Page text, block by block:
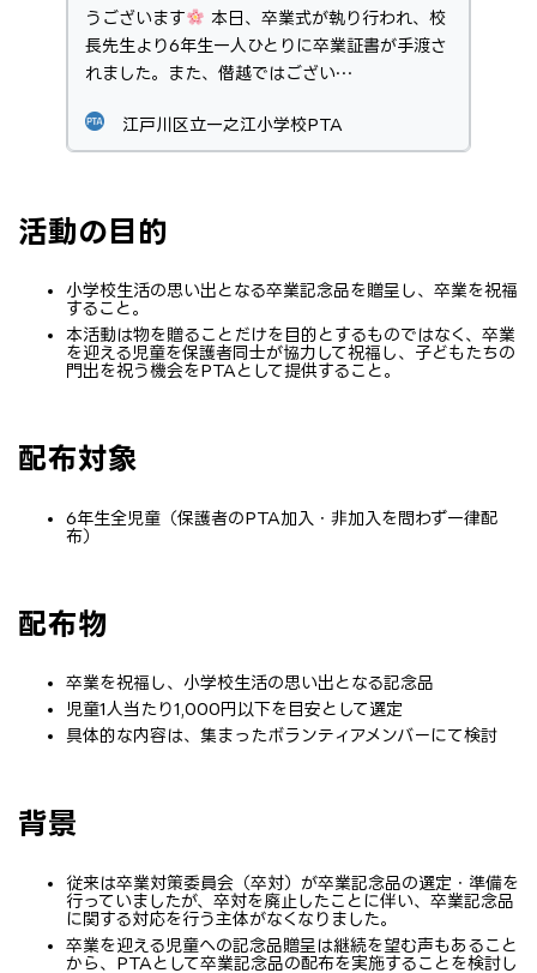
うございます
本日、卒業式が執り行われ、校
長先生より6年生一人ひとりに卒業証書が手渡さ
れました。また、僭越ではござい…
江戸川区立一之江小学校PTA
活動の目的
小学校生活の思い出となる卒業記念品を贈呈し、卒業を祝福
すること。
本活動は物を贈ることだけを目的とするものではなく、卒業
を迎える児童を保護者同士が協力して祝福し、子どもたちの
門出を祝う機会をPTAとして提供すること。
配布対象
6年生全児童（保護者のPTA加入・非加入を問わず一律配
布）
配布物
卒業を祝福し、小学校生活の思い出となる記念品
児童1人当たり1,000円以下を目安として選定
具体的な内容は、集まったボランティアメンバーにて検討
背景
従来は卒業対策委員会（卒対）が卒業記念品の選定・準備を
行っていましたが、卒対を廃止したことに伴い、卒業記念品
に関する対応を行う主体がなくなりました。
卒業を迎える児童への記念品贈呈は継続を望む声もあること
から、PTAとして卒業記念品の配布を実施することを検討し